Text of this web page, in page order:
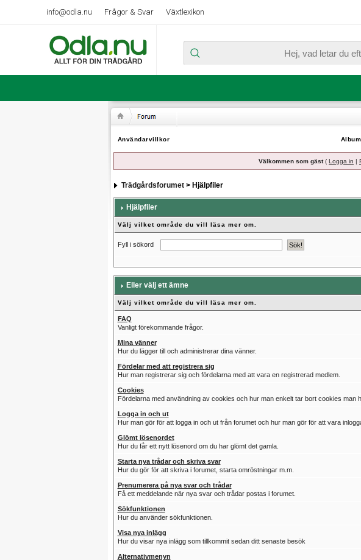
info@odla.nu Frågor & Svar Växtlexikon
Användarvillkor Album
Välkommen som gäst( Logga in |
Trädgårdsforumet> Hjälpfiler
Hjälpfiler
Välj vilket område du vill läsa mer om.
Fyll i sökord
Eller välj ett ämne
Välj vilket område du vill läsa mer om.
FAQ
Vanligt förekommande frågor.
Mina vänner
Hur du lägger till och administrerar dina vänner.
Fördelar med att registrera sig
Hur man registrerar sig och fördelarna med att vara en registrerad medlem.
Cookies
Fördelarna med användning av cookies och hur man enkelt tar bort cookies man
Logga in och ut
Hur man gör för att logga in och ut från forumet och hur man gör för att vara
Glömt lösenordet
Hur du får ett nytt lösenord om du har glömt det gamla.
Starta nya trådar och skriva svar
Hur du gör för att skriva i forumet, starta omröstningar m.m.
Prenumerera på nya svar och trådar
Få ett meddelande när nya svar och trådar postas i forumet.
Sökfunktionen
Hur du använder sökfunktionen.
Visa nya inlägg
Hur du visar nya inlägg som tillkommit sedan ditt senaste besök
Alternativmenyn